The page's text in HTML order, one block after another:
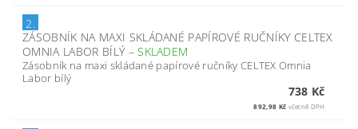
2.
ZÁSOBNÍK NA MAXI SKLÁDANÉ PAPÍROVÉ RUČNÍKY CELTEX
OMNIA LABOR BÍLÝ –SKLADEM
Zásobník na maxi skládané papírové ručníky CELTEX Omnia
Labor bílý
738 Kč
892,98 Kč včetně DPH